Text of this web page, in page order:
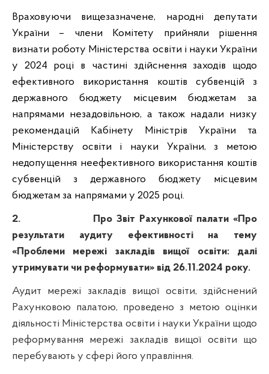
Враховуючи вищезазначене, народні депутати
України – члени Комітету прийняли рішення
визнати роботу Міністерства освіти і науки України
у 2024 році в частині здійснення заходів щодо
ефективного використання коштів субвенцій з
державного бюджету місцевим бюджетам за
напрямами незадовільною, а також надали низку
рекомендацій Кабінету Міністрів України та
Міністерству освіти і науки України, з метою
недопущення неефективного використання коштів
субвенцій з державного бюджету місцевим
бюджетам за напрямами у 2025 році.
2.
Про Звіт Рахункової палати «Про
результати аудиту ефективності на тему
«Проблеми мережі закладів вищої освіти: далі
утримувати чи реформувати» від 26.11.2024 року.
Аудит мережі закладів вищої освіти, здійснений
Рахунковою палатою, проведено з метою оцінки
діяльності Міністерства освіти і науки України щодо
реформування мережі закладів вищої освіти що
перебувають у сфері його управління.